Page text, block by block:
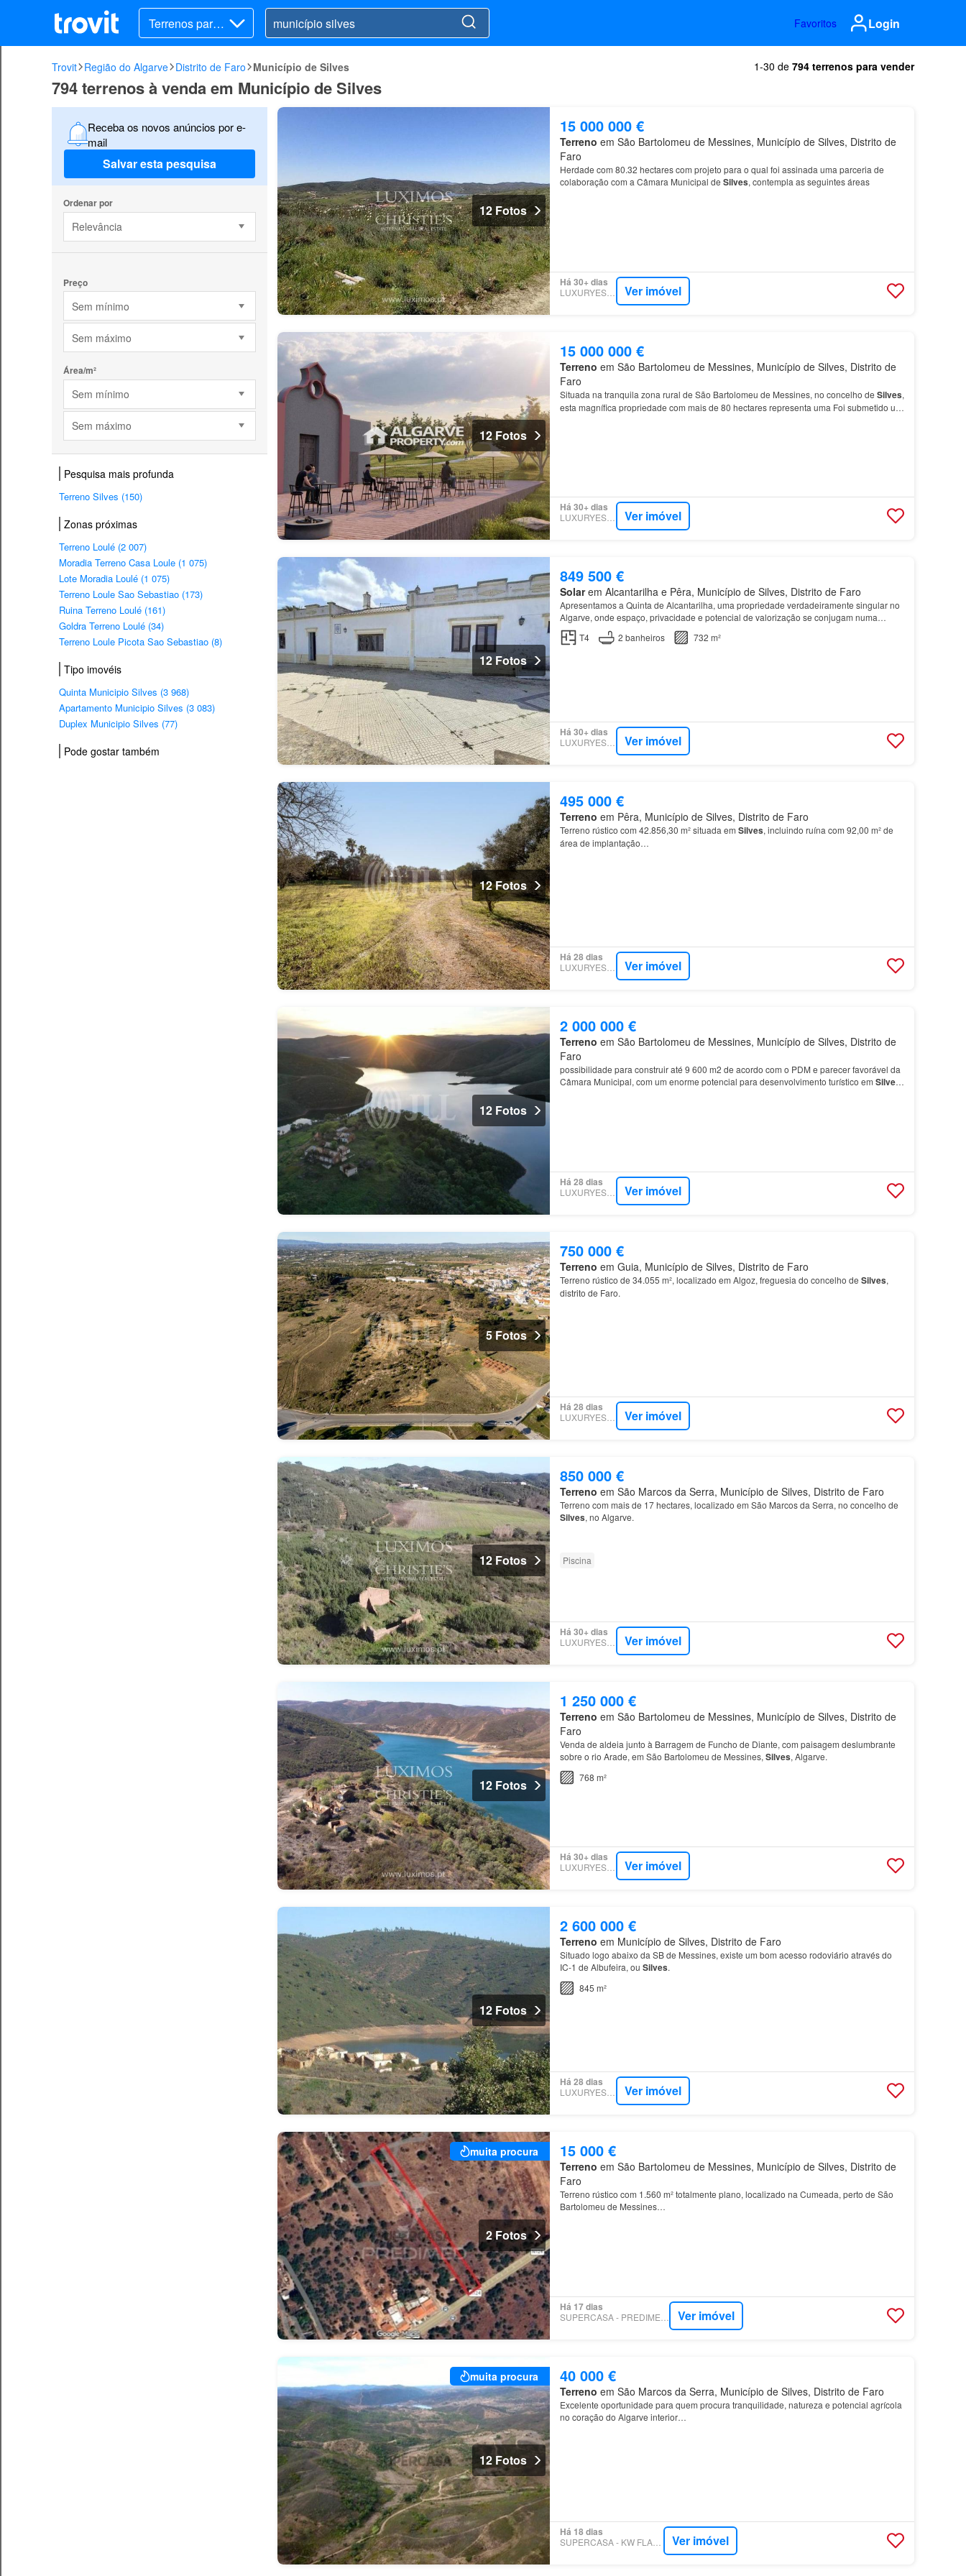
Terrenos para v
ender
Favoritos Login
Trovit Região do Algarve Distrito de Faro Município de Silves 1-30 de 794 terrenos para vender
794 terrenos à venda em Município de Silves
Receba os novos anúncios por e-
mail
Salvar esta pesquisa
Ordenar por
Relevância
Preço
Sem mínimo
Sem máximo
Área/m²
Sem mínimo
Sem máximo
Pesquisa mais profunda
Terreno Silves (150)
Zonas próximas
Terreno Loulé (2 007)
Moradia Terreno Casa Loule (1 075)
Lote Moradia Loulé (1 075)
Terreno Loule Sao Sebastiao (173)
Ruina Terreno Loulé (161)
Goldra Terreno Loulé (34)
Terreno Loule Picota Sao Sebastiao (8)
Tipo imovéis
Quinta Municipio Silves (3 968)
Apartamento Municipio Silves (3 083)
Duplex Municipio Silves (77)
Pode gostar também
12 Fotos
15 000 000 €
Terreno em São Bartolomeu de Messines, Município de Silves, Distrito de
Faro
Herdade com 80.32 hectares com projeto para o qual foi assinada uma parceria de
colaboração com a Câmara Municipal de Silves, contempla as seguintes áreas
Há 30+ dias
LUXURYESTATE Ver imóvel
12 Fotos
15 000 000 €
Terreno em São Bartolomeu de Messines, Município de Silves, Distrito de
Faro
Situada na tranquila zona rural de São Bartolomeu de Messines, no concelho de Silves,
esta magnífica propriedade com mais de 80 hectares representa uma Foi submetido um
Há 30+ dias
LUXURYESTATE Ver imóvel
12 Fotos
849 500 €
Solarem Alcantarilha e Pêra, Município de Silves, Distrito de Faro
Apresentamos a Quinta de Alcantarilha, uma propriedade verdadeiramente singular no
Algarve, onde espaço, privacidade e potencial de valorização se conjugam numa
oportunidade rara de investimento…
T4 2 banheiros 732 m²
Há 30+ dias
LUXURYESTATE Ver imóvel
12 Fotos
495 000 €
Terreno em Pêra, Município de Silves, Distrito de Faro
Terreno rústico com 42.856,30 m² situada em Silves, incluindo ruína com 92,00 m² de
área de implantação…
Há 28 dias
LUXURYESTATE Ver imóvel
12 Fotos
2 000 000 €
Terreno em São Bartolomeu de Messines, Município de Silves, Distrito de
Faro
possibilidade para construir até 9 600 m2 de acordo com o PDM e parecer favorável da
Câmara Municipal, com um enorme potencial para desenvolvimento turístico em Silves
Há 28 dias
LUXURYESTATE Ver imóvel
5 Fotos
750 000 €
Terreno em Guia, Município de Silves, Distrito de Faro
Terreno rústico de 34.055 m², localizado em Algoz, freguesia do concelho de Silves,
distrito de Faro.
Há 28 dias
LUXURYESTATE Ver imóvel
12 Fotos
850 000 €
Terreno em São Marcos da Serra, Município de Silves, Distrito de Faro
Terreno com mais de 17 hectares, localizado em São Marcos da Serra, no concelho de
Silves, no Algarve.
Piscina
Há 30+ dias
LUXURYESTATE Ver imóvel
12 Fotos
1 250 000 €
Terreno em São Bartolomeu de Messines, Município de Silves, Distrito de
Faro
Venda de aldeia junto à Barragem de Funcho de Diante, com paisagem deslumbrante
sobre o rio Arade, em São Bartolomeu de Messines, Silves, Algarve.
768 m²
Há 30+ dias
LUXURYESTATE Ver imóvel
12 Fotos
2 600 000 €
Terreno em Município de Silves, Distrito de Faro
Situado logo abaixo da SB de Messines, existe um bom acesso rodoviário através do
IC-1 de Albufeira, ou Silves.
845 m²
Há 28 dias
LUXURYESTATE Ver imóvel
muita procura
2 Fotos
15 000 €
Terreno em São Bartolomeu de Messines, Município de Silves, Distrito de
Faro
Terreno rústico com 1.560 m² totalmente plano, localizado na Cumeada, perto de São
Bartolomeu de Messines…
Há 17 dias
Ver imóvel
muita procura
12 Fotos
40 000 €
Terreno em São Marcos da Serra, Município de Silves, Distrito de Faro
Excelente oportunidade para quem procura tranquilidade, natureza e potencial agrícola
no coração do Algarve interior…
Há 18 dias
SUPERCASA - KW FLASH ALGARVE Ver imóvel